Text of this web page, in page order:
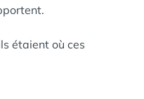
étaient où ces